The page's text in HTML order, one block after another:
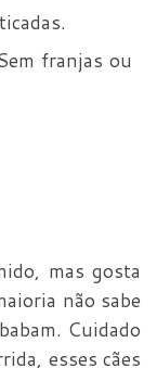
franjas ou
mas gosta
não sabe
Cuidado
esses cães